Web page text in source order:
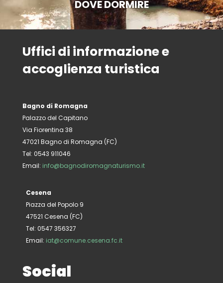
DOVE DORMIRE
Uffici di informazione e
accoglienza turistica
Bagno di Romagna
Palazzo del Capitano
Via Fiorentina 38
47021 Bagno di Romagna (FC)
Tel: 0543 911046
Email: info@bagnodiromagnaturismo.it
Cesena
Piazza del Popolo 9
47521 Cesena (FC)
Tel: 0547 356327
Email: iat@comune.cesena.fc.it
Social